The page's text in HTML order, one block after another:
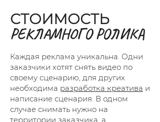
СТОИМОСТЬ
РЕКЛАМНОГО РОЛИКА
Каждая реклама уникальна. Одни
заказчики хотят снять видео по
своему сценарию, для других
необходима разработка креатива и
написание сценария. В одном
случае снимать нужно на
территории заказчика, а